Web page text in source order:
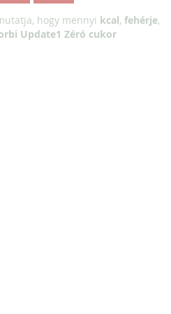
hogy mennyi kcal, fehérje,
Update1 Zéró cukor